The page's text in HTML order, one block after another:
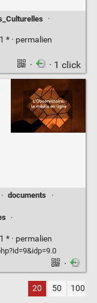
·
* · permalien
· · 1 click
· documents
·
·
* · permalien
·
20 50 100